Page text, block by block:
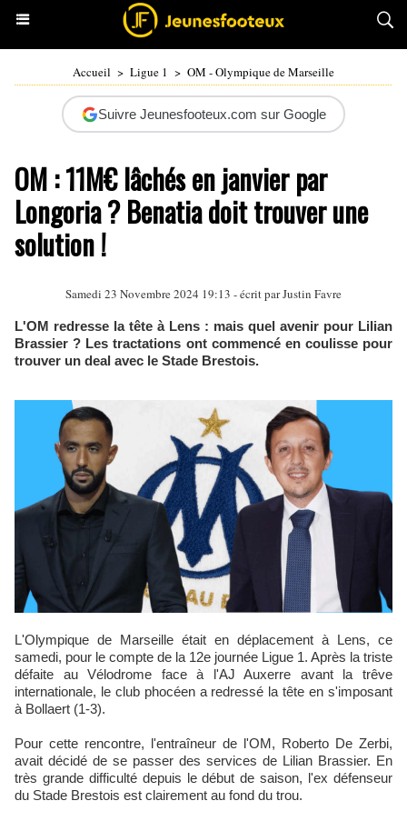
Accueil > Ligue 1 > OM - Olympique de Marseille
Suivre Jeunesfooteux.com sur Google
OM : 11M€ lâchés en janvier par
Longoria ? Benatia doit trouver une
solution !
Samedi 23 Novembre 2024 19:13 - écrit parJustin Favre
L'OM redresse la tête à Lens : mais quel avenir pour Lilian
Brassier ? Les tractations ont commencé en coulisse pour
trouver un deal avec le Stade Brestois.
L'Olympique de Marseille était en déplacement à Lens, ce
samedi, pour le compte de la 12e journée Ligue 1. Après la triste
défaite au Vélodrome face à l'AJ Auxerre avant la trêve
internationale, le club phocéen a redressé la tête en s'imposant
à Bollaert (1-3).
Pour cette rencontre, l'entraîneur de l'OM, Roberto De Zerbi,
avait décidé de se passer des services de Lilian Brassier. En
très grande difficulté depuis le début de saison, l'ex défenseur
du Stade Brestois est clairement au fond du trou.